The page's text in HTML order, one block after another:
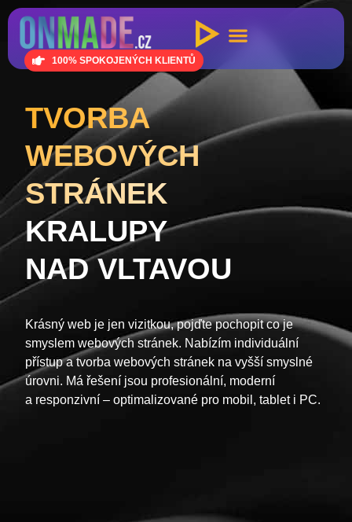
100% SPOKOJENÝCH KLIENTŮ
TVORBA
WEBOVÝCH
STRÁNEK
KRALUPY
NAD VLTAVOU
Krásný web je jen vizitkou, pojďte pochopit co je
smyslem webových stránek. Nabízím individuální
přístup a tvorba webových stránek na vyšší smyslné
úrovni. Má řešení jsou profesionální, moderní
a responzivní – optimalizované pro mobil, tablet i PC.